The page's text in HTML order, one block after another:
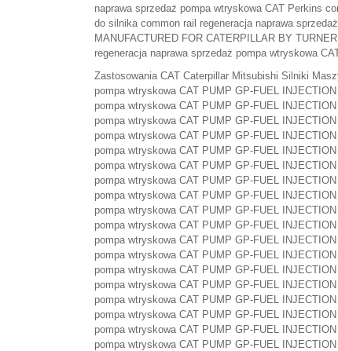
naprawa sprzedaż pompa wtryskowa CAT Perkins
do silnika common rail regeneracja naprawa
MANUFACTURED FOR CATERPILLAR BY
regeneracja naprawa sprzedaż pompa wtryskowa
Zastosowania CAT Caterpillar Mitsubishi Silniki
pompa wtryskowa CAT PUMP GP-FUEL
pompa wtryskowa CAT PUMP GP-FUEL
pompa wtryskowa CAT PUMP GP-FUEL
pompa wtryskowa CAT PUMP GP-FUEL
pompa wtryskowa CAT PUMP GP-FUEL
pompa wtryskowa CAT PUMP GP-FUEL
pompa wtryskowa CAT PUMP GP-FUEL
pompa wtryskowa CAT PUMP GP-FUEL
pompa wtryskowa CAT PUMP GP-FUEL
pompa wtryskowa CAT PUMP GP-FUEL
pompa wtryskowa CAT PUMP GP-FUEL
pompa wtryskowa CAT PUMP GP-FUEL
pompa wtryskowa CAT PUMP GP-FUEL
pompa wtryskowa CAT PUMP GP-FUEL
pompa wtryskowa CAT PUMP GP-FUEL
pompa wtryskowa CAT PUMP GP-FUEL
pompa wtryskowa CAT PUMP GP-FUEL
pompa wtryskowa CAT PUMP GP-FUEL